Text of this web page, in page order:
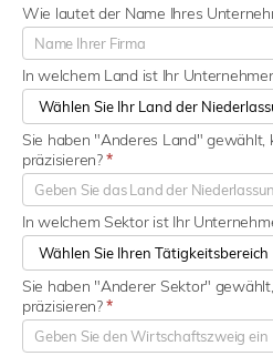
Wie lautet der Name Ihres
In welchem Land ist Ihr
In welchem Sektor ist Ihr
Sie haben "Anderes Land" gewählt,
präzisieren?*
Sie haben "Anderer Sektor"
präzisieren?*